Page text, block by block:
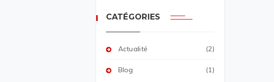
CATÉGORIES
Actualité (2)
Blog (1)